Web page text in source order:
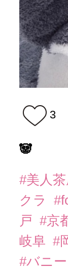
3
🐼
#美人
クラ
戸 #京
岐阜 #
#バニ